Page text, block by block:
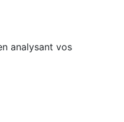
analysant vos